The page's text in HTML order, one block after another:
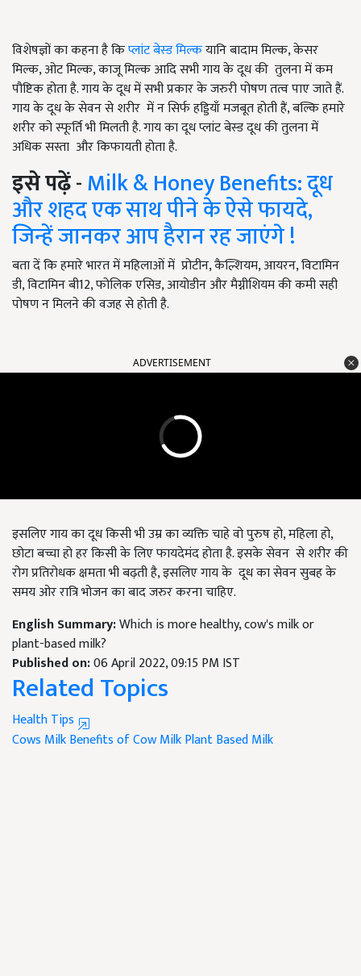
विशेषज्ञों का कहना है किप्लांट बेस्ड मिल्कयानि बादाम मिल्क, केसर
मिल्क, ओट मिल्क, काजू मिल्क आदि सभी गाय के दूध की तुलना में कम
पौष्टिक होता है. गाय के दूध में सभी प्रकार के जरुरी पोषण तत्व पाए जाते हैं.
गाय के दूध के सेवन से शरीर में न सिर्फ हड्डियाँ मजबूत होती हैं, बल्कि हमारे
शरीर को स्फूर्ति भी मिलती है. गाय का दूध प्लांट बेस्ड दूध की तुलना में
अधिक सस्ता और किफायती होता है.
इसे पढ़ें-Milk & Honey Benefits: दूध
और शहद एक साथ पीने के ऐसे फायदे,
जिन्हें जानकर आप हैरान रह जाएंगे !
बता दें कि हमारे भारत में महिलाओं में प्रोटीन, कैल्शियम, आयरन, विटामिन
डी, विटामिन बी12, फोलिक एसिड, आयोडीन और मैग्नीशियम की कमी सही
पोषण न मिलने की वजह से होती है.
ADVERTISEMENT
इसलिए गाय का दूध किसी भी उम्र का व्यक्ति चाहे वो पुरुष हो, महिला हो,
छोटा बच्चा हो हर किसी के लिए फायदेमंद होता है. इसके सेवन से शरीर की
रोग प्रतिरोधक क्षमता भी बढ़ती है, इसलिए गाय के दूध का सेवन सुबह के
समय ओर रात्रि भोजन का बाद जरुर करना चाहिए.
English Summary:Which is more healthy, cow's milk or
plant-based milk?
Published on:06 April 2022, 09:15 PM IST
Related Topics
Health Tips
Cows MilkBenefits of Cow MilkPlant Based Milk